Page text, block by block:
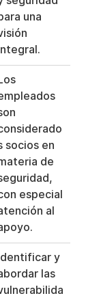
una
socios en
de
especial
al
Identificar y
las